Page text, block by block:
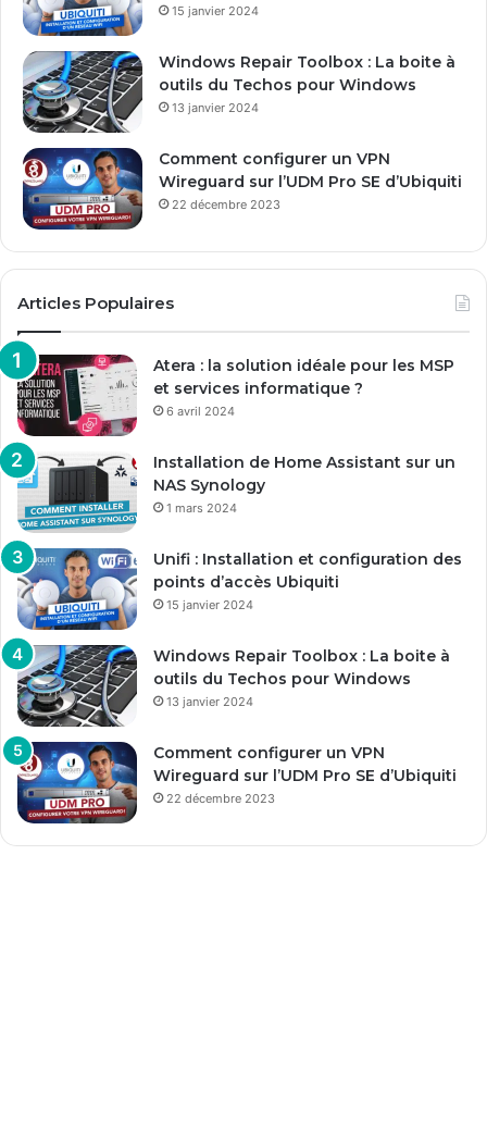
15 janvier 2024
Windows Repair Toolbox : La boite à
outils du Techos pour Windows
13 janvier 2024
Comment configurer un VPN
Wireguard sur l’UDM Pro SE d’Ubiquiti
22 décembre 2023
Articles Populaires
Atera : la solution idéale pour les MSP
et services informatique ?
6 avril 2024
Installation de Home Assistant sur un
NAS Synology
1 mars 2024
Unifi : Installation et configuration des
points d’accès Ubiquiti
15 janvier 2024
Windows Repair Toolbox : La boite à
outils du Techos pour Windows
13 janvier 2024
Comment configurer un VPN
Wireguard sur l’UDM Pro SE d’Ubiquiti
22 décembre 2023